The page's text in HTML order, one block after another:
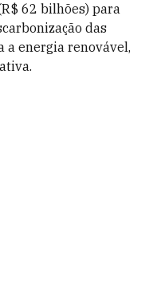
62 bilhões) para
das
a energia renovável,